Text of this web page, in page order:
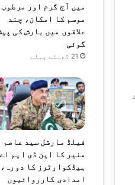
میں آج گرم اور مرطوب
موسم کا امکان، چند
علاقوں میں بارش کی
گوئی
21 گھنٹے پہلے
فیلڈ مارشل سید عاصم
منیر کا این ڈی ایم اے
ہیڈکوارٹرز کا دورہ،
امدادی کارروائیوں